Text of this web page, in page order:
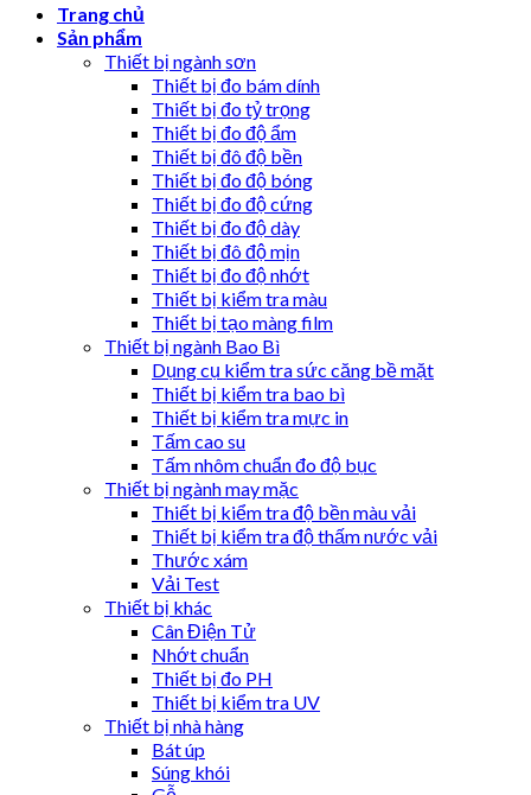
Trang chủ
Sản phẩm
Thiết bị ngành sơn
Thiết bị đo bám dính
Thiết bị đo tỷ trọng
Thiết bị đo độ ẩm
Thiết bị đô độ bền
Thiết bị đo độ bóng
Thiết bị đo độ cứng
Thiết bị đo độ dày
Thiết bị đô độ mịn
Thiết bị đo độ nhớt
Thiết bị kiểm tra màu
Thiết bị tạo màng film
Thiết bị ngành Bao Bì
Dụng cụ kiểm tra sức căng bề mặt
Thiết bị kiểm tra bao bì
Thiết bị kiểm tra mực in
Tấm cao su
Tấm nhôm chuẩn đo độ bục
Thiết bị ngành may mặc
Thiết bị kiểm tra độ bền màu vải
Thiết bị kiểm tra độ thấm nước vải
Thước xám
Vải Test
Thiết bị khác
Cân Điện Tử
Nhớt chuẩn
Thiết bị đo PH
Thiết bị kiểm tra UV
Thiết bị nhà hàng
Bát úp
Súng khói